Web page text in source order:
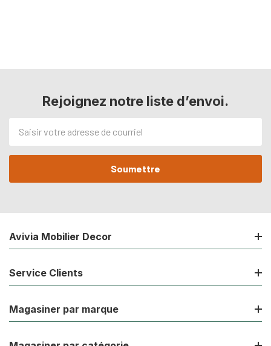
Rejoignez notre liste d’envoi.
de
courriel
Avivia Mobilier Decor
Service Clients
Magasiner par marque